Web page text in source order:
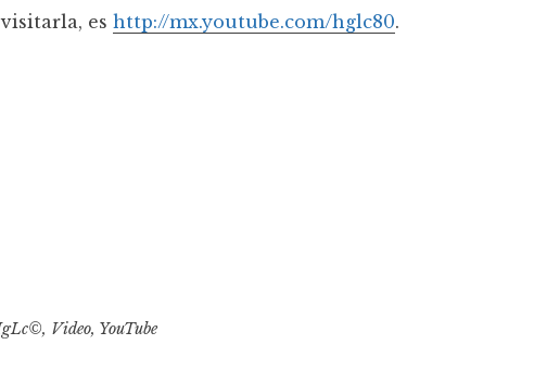
es http://mx.youtube.com/hglc80.
, Video, YouTube